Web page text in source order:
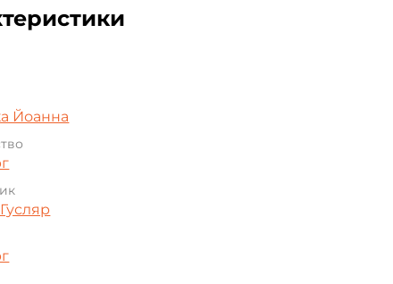
Йоанна